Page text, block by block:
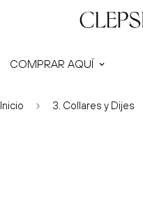
COMPRAR AQUÍ
Inicio 3. Collares y Dijes